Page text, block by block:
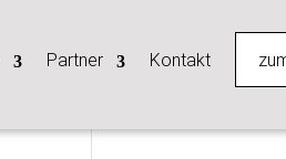
Partner Kontakt